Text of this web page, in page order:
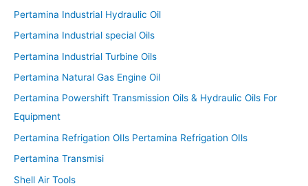
Pertamina Industrial Hydraulic Oil
Pertamina Industrial special Oils
Pertamina Industrial Turbine Oils
Pertamina Natural Gas Engine Oil
Pertamina Powershift Transmission Oils & Hydraulic Oils For
Equipment
Pertamina Refrigation OIls Pertamina Refrigation OIls
Pertamina Transmisi
Shell Air Tools